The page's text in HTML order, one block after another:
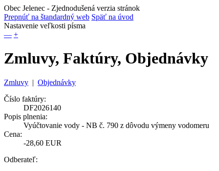
Obec Jelenec - Zjednodušená verzia stránok
Prepnúť na štandardný web Späť na úvod
Nastavenie veľkosti písma
— +
Zmluvy, Faktúry, Objednávky
Zmluvy | Objednávky
Číslo faktúry:
DF2026140
Popis plnenia:
Vyúčtovanie vody - NB č. 790 z dôvodu výmeny vodomeru
Cena:
-28,60 EUR
Odberateľ: